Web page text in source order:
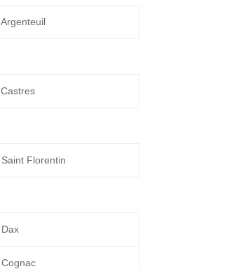
Argenteuil
Castres
Saint Florentin
Dax
Cognac